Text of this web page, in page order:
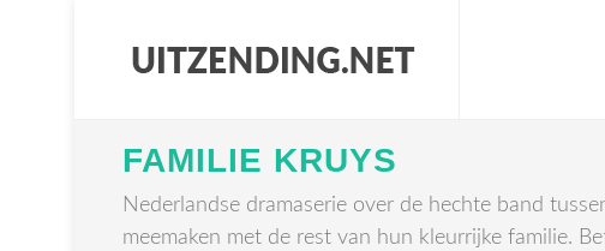
FAMILIE KRUYS
Nederlandse dramaserie over de hechte band
meemaken met de rest van hun kleurrijke familie.